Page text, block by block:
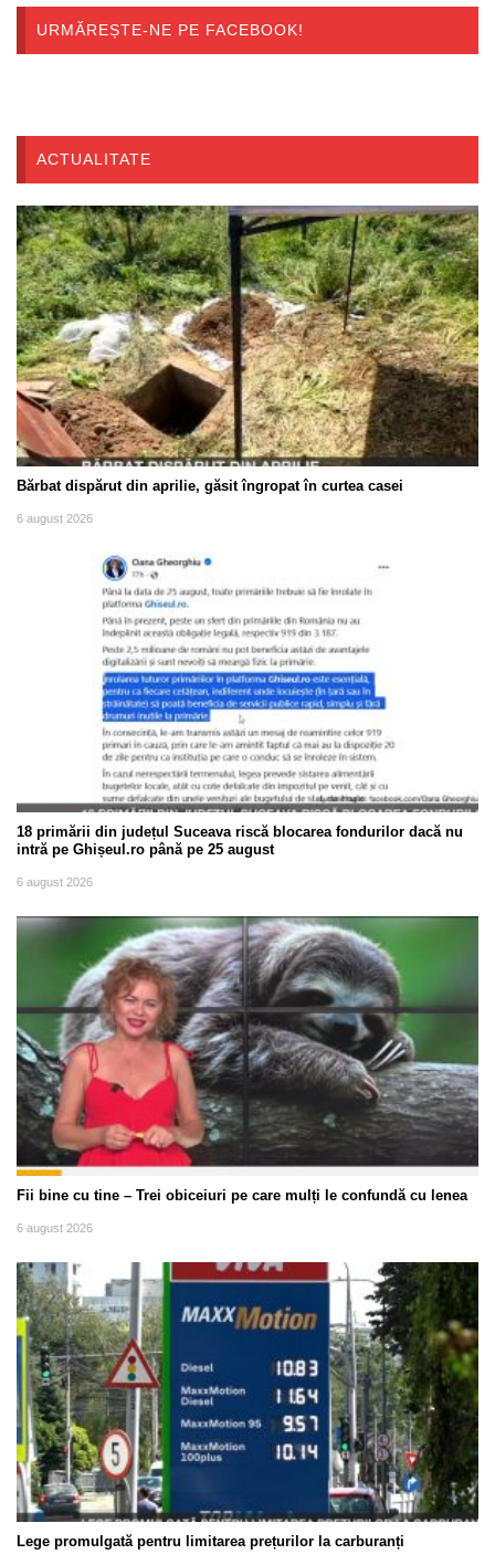
URMĂREȘTE-NE PE FACEBOOK!
ACTUALITATE
Bărbat dispărut din aprilie, găsit îngropat în curtea casei
6 august 2026
18 primării din județul Suceava riscă blocarea fondurilor dacă nu
intră pe Ghișeul.ro până pe 25 august
6 august 2026
Fii bine cu tine – Trei obiceiuri pe care mulți le confundă cu lenea
6 august 2026
Lege promulgată pentru limitarea prețurilor la carburanți